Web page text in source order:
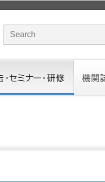
サイト内検索のキーワード